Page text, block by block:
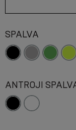
SPALVA
ANTROJI